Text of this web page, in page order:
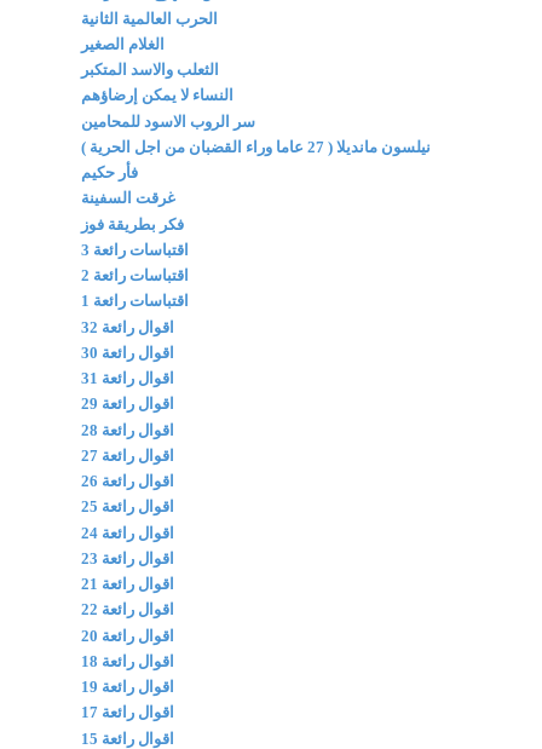
الحرب العالمية الثانية
الغلام الصغير
الثعلب والاسد المتكبر
النساء لا يمكن إرضاؤهم
سر الروب الاسود للمحامين
نيلسون مانديلا ( 27 عاما وراء القضبان من اجل الحرية )
فأر حكيم
غرقت السفينة
فكر بطريقة فوز
اقتباسات رائعة 3
اقتباسات رائعة 2
اقتباسات رائعة 1
اقوال رائعة 32
اقوال رائعة 30
اقوال رائعة 31
اقوال رائعة 29
اقوال رائعة 28
اقوال رائعة 27
اقوال رائعة 26
اقوال رائعة 25
اقوال رائعة 24
اقوال رائعة 23
اقوال رائعة 21
اقوال رائعة 22
اقوال رائعة 20
اقوال رائعة 18
اقوال رائعة 19
اقوال رائعة 17
اقوال رائعة 15